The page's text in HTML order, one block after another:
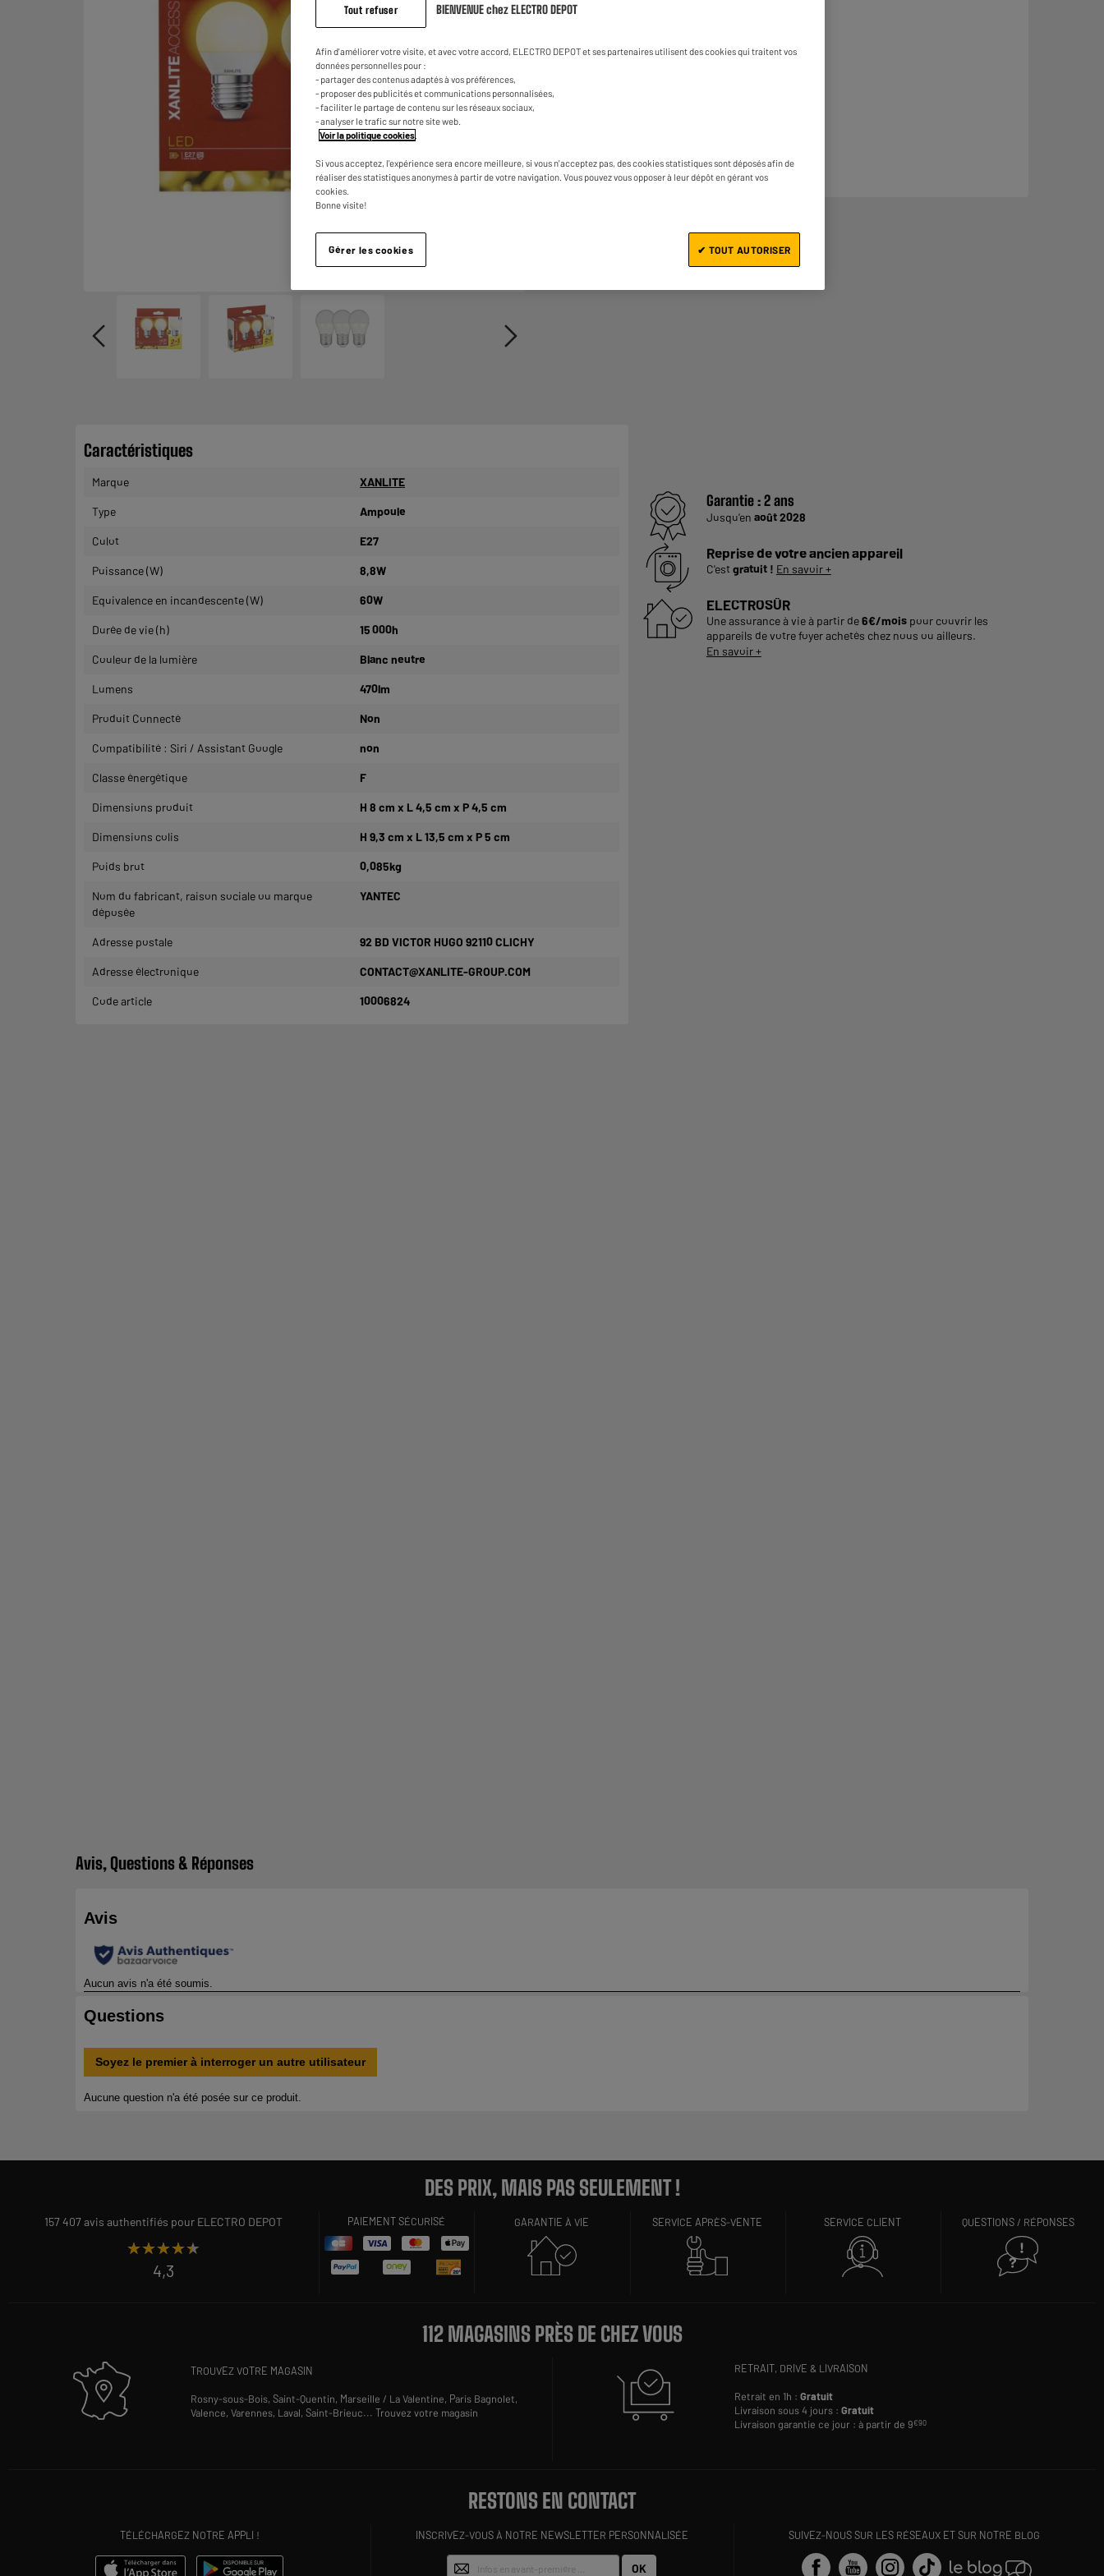
Garantie :2 ans
Jusqu'en août 2028
Reprise de votre ancien appareil
C'estgratuit ! En savoir +
ELECTROSÛR
Une assurance à vie à partir de6€/moispour couvrir les
appareils de votre foyer achetés chez nous ou ailleurs.
En savoir +
Caractéristiques
Marque XANLITE
Type Ampoule
Culot E27
Puissance (W) 8,8W
Equivalence en incandescente (W) 60W
Durée de vie (h) 15 000h
Couleur de la lumière Blanc neutre
Lumens 470lm
Produit Connecté Non
Compatibilité : Siri / Assistant Google non
Classe énergétique F
Dimensions produit H 8 cm x L 4,5 cm x P 4,5 cm
Dimensions colis H 9,3 cm x L 13,5 cm x P 5 cm
Poids brut 0,085kg
Nom du fabricant, raison sociale ou marque
déposée
YANTEC
Adresse postale 92 BD VICTOR HUGO 92110 CLICHY
Adresse électronique CONTACT@XANLITE-GROUP.COM
Code article 10006824
Avis, Questions & Réponses
DES PRIX, MAIS PAS SEULEMENT !
157 407 avis authentifiés pour ELECTRO DEPOT
★★★★★
★★★★★
4,3
PAIEMENT SÉCURISÉ GARANTIE À VIE SERVICE APRÈS-VENTE SERVICE CLIENT QUESTIONS / RÉPONSES
112 MAGASINS PRÈS DE CHEZ VOUS
TROUVEZ VOTRE MAGASIN
Rosny-sous-Bois,Saint-Quentin, Marseille / La Valentine, Paris Bagnolet,
Valence,Varennes, Laval,Saint-Brieuc...Trouvez votre magasin
RETRAIT, DRIVE & LIVRAISON
Retrait en 1h :Gratuit
Livraison sous 4 jours :Gratuit
Livraison garantie ce jour : à partir de 9€90
RESTONS EN CONTACT
TÉLÉCHARGEZ NOTRE APPLI ! INSCRIVEZ-VOUS À NOTRE NEWSLETTER PERSONNALISÉE
OK
SUIVEZ-NOUS SUR LES RÉSEAUX ET SUR NOTRE BLOG
Tout refuser BIENVENUE chez ELECTRO DEPOT
Afin d'améliorer votre visite, et avec votre accord, ELECTRO DEPOT et ses partenaires utilisent des cookies qui traitent vos
données personnelles pour :
- partager des contenus adaptés à vos préférences,
- proposer des publicités et communications personnalisées,
- faciliter le partage de contenu sur les réseaux sociaux,
- analyser le trafic sur notre site web.
Voir la politique cookies
Si vous acceptez, l'expérience sera encore meilleure, si vous n'acceptez pas, des cookies statistiques sont déposés afin de
réaliser des statistiques anonymes à partir de votre navigation. Vous pouvez vous opposer à leur dépôt en gérant vos
cookies.
Bonne visite!
Gérer les cookies ✔ TOUT AUTORISER